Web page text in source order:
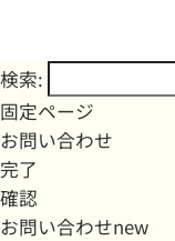
検索:
固定ページ
お問い合わせ
完了
確認
お問い合わせnew